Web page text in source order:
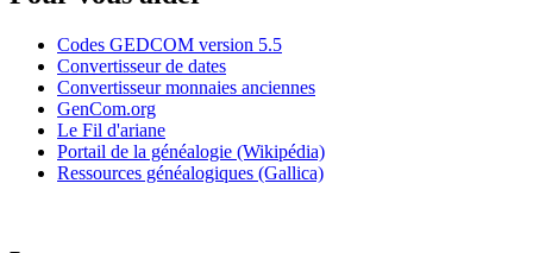
Codes GEDCOM version 5.5
Convertisseur de dates
Convertisseur monnaies anciennes
GenCom.org
Le Fil d'ariane
Portail de la généalogie (Wikipédia)
Ressources généalogiques (Gallica)